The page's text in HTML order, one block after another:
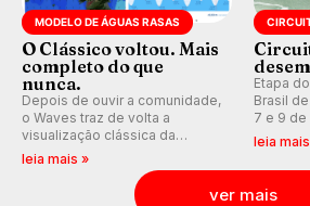
MODELO DE ÁGUAS RASAS
O Clássico voltou. Mais
completo do que
nunca.
Depois de ouvir a comunidade,
o Waves traz de volta a
visualização clássica da
previsão de águas rasas,
agora integrada à nova
plataforma e com previsão das
leia mais »
Etapa
Brasil
7 e 9 de
Miami
(QS)
vagas
leia
ver mais